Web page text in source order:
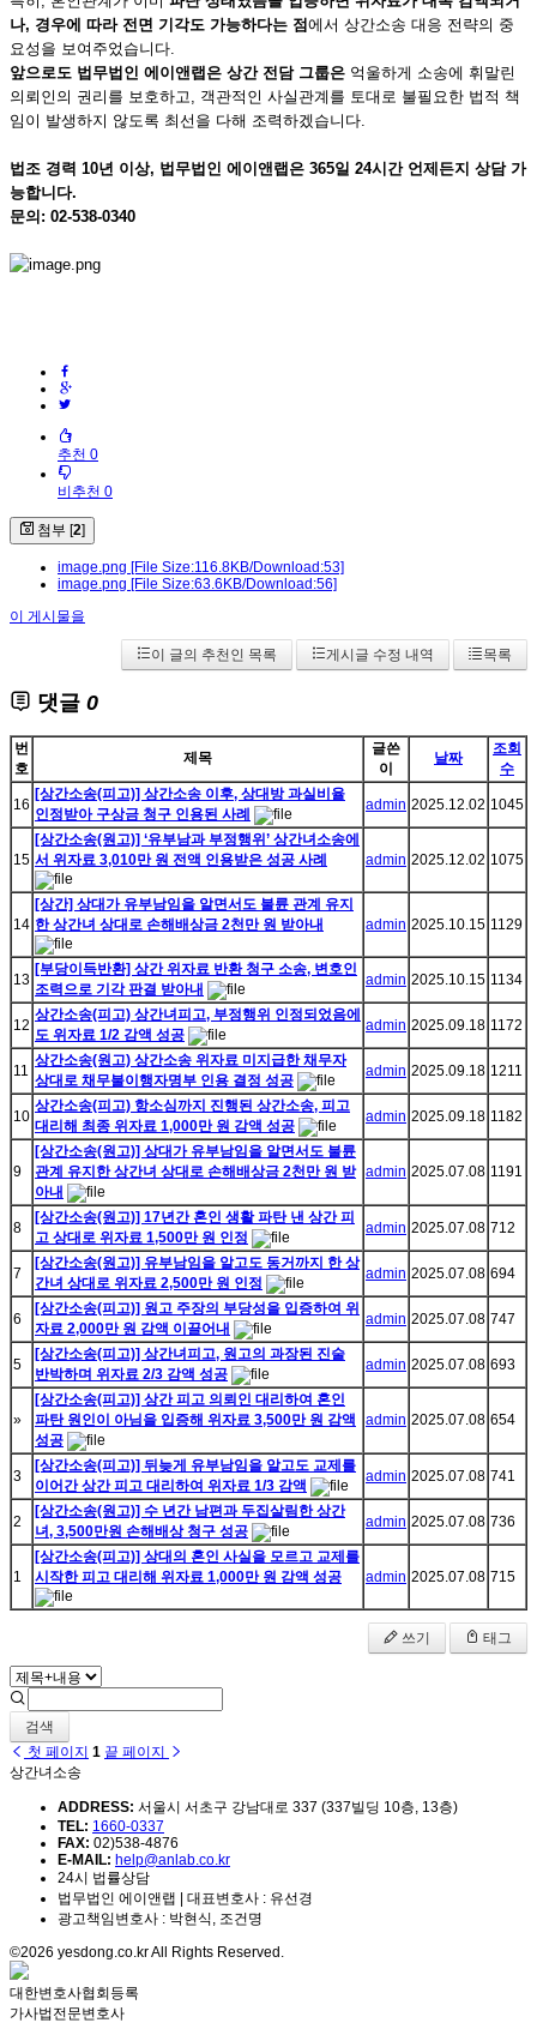
나, 경우에 따라 전면 기각도 가능하다는 점 에서 상간소송 대응 전략의 중
요성을 보여주었습니다.
앞으로도 법무법인 에이앤랩은 상간 전담 그룹은 억울하게 소송에 휘말린
의뢰인의 권리를 보호하고, 객관적인 사실관계를 토대로 불필요한 법적 책
임이 발생하지 않도록 최선을 다해 조력하겠습니다.
법조 경력 10년 이상, 법무법인 에이앤랩은 365일 24시간 언제든지 상담 가
능합니다.
문의: 02-538-0340
추천 0
비추천 0
첨부 [2]
image.png [File Size:116.8KB/Download:53]
image.png [File Size:63.6KB/Download:56]
이 게시물을
이 글의 추천인 목록 게시글 수정 내역 목록
댓글 0
번
호
제목
글쓴
이
날짜
조회
수
16
[상간소송(피고)] 상간소송 이후, 상대방 과실비율
인정받아 구상금 청구 인용된 사례
admin 2025.12.02 1045
15
[상간소송(원고)] ‘유부남과 부정행위’ 상간녀소송에
서 위자료 3,010만 원 전액 인용받은 성공 사례
admin 2025.12.02 1075
14
[상간] 상대가 유부남임을 알면서도 불륜 관계 유지
한 상간녀 상대로 손해배상금 2천만 원 받아내
admin 2025.10.15 1129
13
[부당이득반환] 상간 위자료 반환 청구 소송, 변호인
조력으로 기각 판결 받아내
admin 2025.10.15 1134
12
상간소송(피고) 상간녀피고, 부정행위 인정되었음에
도 위자료 1/2 감액 성공
admin 2025.09.18 1172
11
상간소송(원고) 상간소송 위자료 미지급한 채무자
상대로 채무불이행자명부 인용 결정 성공
admin 2025.09.18 1211
10
상간소송(피고) 항소심까지 진행된 상간소송, 피고
대리해 최종 위자료 1,000만 원 감액 성공
admin 2025.09.18 1182
9
[상간소송(원고)] 상대가 유부남임을 알면서도 불륜
관계 유지한 상간녀 상대로 손해배상금 2천만 원 받
아내
admin 2025.07.08 1191
8
[상간소송(원고)] 17년간 혼인 생활 파탄 낸 상간 피
고 상대로 위자료 1,500만 원 인정
admin 2025.07.08 712
7
[상간소송(원고)] 유부남임을 알고도 동거까지 한 상
간녀 상대로 위자료 2,500만 원 인정
admin 2025.07.08 694
6
[상간소송(피고)] 원고 주장의 부당성을 입증하여 위
자료 2,000만 원 감액 이끌어내
admin 2025.07.08 747
5
[상간소송(피고)] 상간녀피고, 원고의 과장된 진술
반박하며 위자료 2/3 감액 성공
admin 2025.07.08 693
»
[상간소송(피고)] 상간 피고 의뢰인 대리하여 혼인
파탄 원인이 아님을 입증해 위자료 3,500만 원 감액
성공
admin 2025.07.08 654
3
[상간소송(피고)] 뒤늦게 유부남임을 알고도 교제를
이어간 상간 피고 대리하여 위자료 1/3 감액
admin 2025.07.08 741
2
[상간소송(원고)] 수 년간 남편과 두집살림한 상간
녀, 3,500만원 손해배상 청구 성공
admin 2025.07.08 736
1
[상간소송(피고)] 상대의 혼인 사실을 모르고 교제를
시작한 피고 대리해 위자료 1,000만 원 감액 성공
admin 2025.07.08 715
쓰기 태그
검색
첫 페이지 1 끝 페이지
상간녀소송
ADDRESS: 서울시 서초구 강남대로 337 (337빌딩 10층, 13층)
TEL: 1660-0337
FAX: 02)538-4876
E-MAIL: help@anlab.co.kr
24시 법률상담
법무법인 에이앤랩 | 대표변호사 : 유선경
광고책임변호사 : 박현식, 조건명
©2026 yesdong.co.kr All Rights Reserved.
대한변호사협회등록
가사법전문변호사